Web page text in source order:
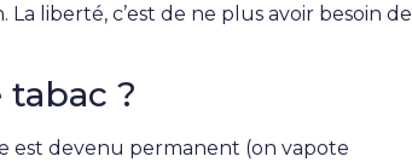
liberté, c’est de ne plus avoir besoin de
tabac ?
est devenu permanent (on vapote